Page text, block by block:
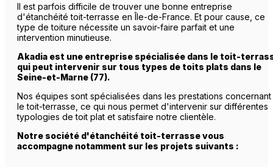
Il est parfois difficile de trouver une bonne entreprise
d'étanchéité toit-terrasse en Île-de-France. Et pour cause, ce
type de toiture nécessite un savoir-faire parfait et une
intervention minutieuse.
Akadia est une entreprise spécialisée dans le toit-
qui peut intervenir sur tous types de toits plats dans le
Seine-et-Marne (77).
Nos équipes sont spécialisées dans les prestations concernant
le toit-terrasse, ce qui nous permet d'intervenir sur différentes
typologies de toit plat et satisfaire notre clientèle.
Notre société d'étanchéité toit-terrasse vous
accompagne notamment sur les projets suivants :